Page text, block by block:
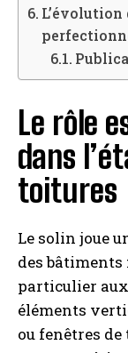
Le rôle
dans
toitures
Le solin joue
des bâtiments
particulier
éléments
ou fenêtres